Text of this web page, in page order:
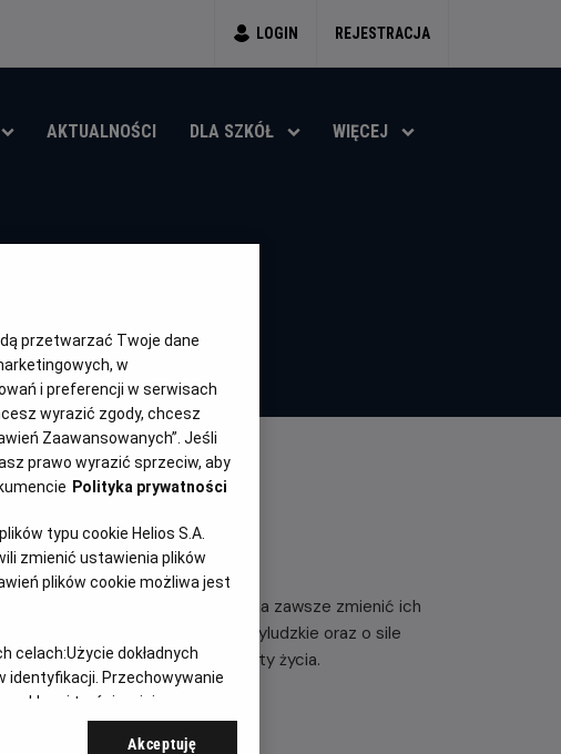
LOGIN REJESTRACJA
AKTUALNOŚCI DLA SZKÓŁ WIĘCEJ
w ciągu 24 godzin mogących na zawsze zmienić ich
wpływa na relacje międzyludzkie oraz o sile
przez najtrudniejsze momenty życia.
przetwarzać Twoje dane
w
i preferencji w serwisach
wyrazić zgody, chcesz
Zaawansowanych”. Jeśli
prawo wyrazić sprzeciw, aby
Polityka prywatności
typu cookie Helios S.A.
zmienić ustawienia plików
plików cookie możliwa jest
celach:Użycie dokładnych
identyfikacji. Przechowywanie
reklam i treści, opinie
Akceptuję